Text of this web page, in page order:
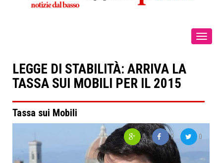
Toggle
LEGGE DI STABILITÀ: ARRIVA LA
TASSA SUI MOBILI PER IL 2015
Tassa sui Mobili
0 0 0